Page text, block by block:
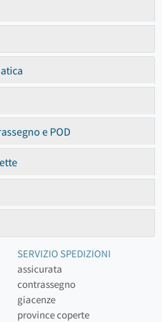
e POD
SERVIZIO SPEDIZIONI
assicurata
contrassegno
giacenze
province coperte